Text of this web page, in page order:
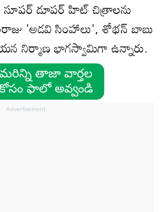
డూపర్ హిట్ చిత్రాలను
'అడవి సింహాలు', శోభన్‌ బాబు
నిర్మాణ భాగస్వామిగా ఉన్నారు.